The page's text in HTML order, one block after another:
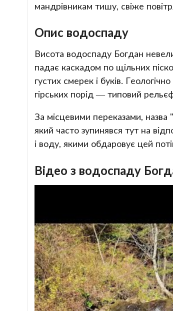
мандрівникам тишу, свіже
Опис водоспаду
Висота водоспаду Богдан
падає каскадом по щільних
густих смерек і буків.
гірських порід — типовий
За місцевими переказами,
який часто зупинявся тут на
і воду, якими обдаровує цей
Відео з водоспаду